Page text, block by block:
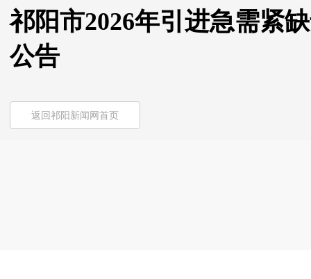
祁阳市2026年引进急需紧
公告
返回祁阳新闻网首页